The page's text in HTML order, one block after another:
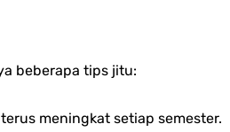
beberapa tips jitu:
meningkat setiap semester.